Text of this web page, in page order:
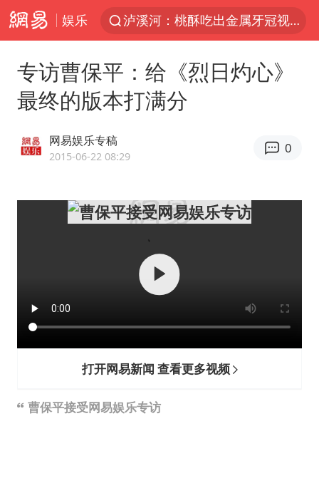
娱乐
泸溪河：桃酥吃出金属牙冠视频不实
男子结婚8年3个女儿均非亲生
“空调24小时开着更省电”不实
台风白海豚逼近 暴雨大暴雨来袭
公司“上四休三”但要降薪1000元
男子杀人后逃进深山21年活得像野人
“中国蔬菜之乡”最高温达41.8℃
专访曹保平：给《烈日灼心》
最终的版本打满分
网易娱乐专稿
2015-06-22 08:29
0
打开网易新闻 查看更多视频
曹保平接受网易娱乐专访